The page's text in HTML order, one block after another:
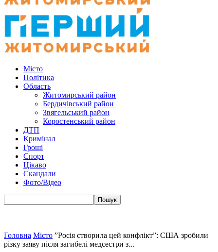
Місто
Політика
Область
Житомирський район
Бердичівський район
Звягельський район
Коростенський район
ДТП
Кримінал
Гроші
Спорт
Цікаво
Скандали
Фото/Відео
Головна Місто ”Росія створила цей конфлікт”: США зробили
різку заяву після загибелі медсестри з...